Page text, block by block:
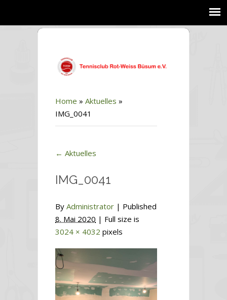
Home » Aktuelles »
IMG_0041
← Aktuelles
IMG_0041
By Administrator | Published
8. Mai 2020 | Full size is
3024 × 4032 pixels